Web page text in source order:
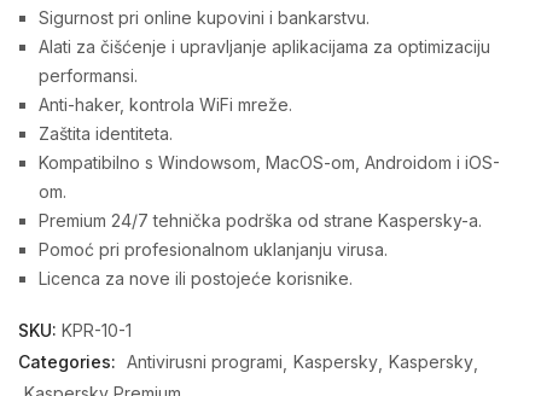
Sigurnost pri online kupovini i bankarstvu.
Alati za čišćenje i upravljanje aplikacijama za optimizaciju
performansi.
Anti-haker, kontrola WiFi mreže.
Zaštita identiteta.
Kompatibilno s Windowsom, MacOS-om, Androidom i iOS-
om.
Premium 24/7 tehnička podrška od strane Kaspersky-a.
Pomoć pri profesionalnom uklanjanju virusa.
Licenca za nove ili postojeće korisnike.
SKU: KPR-10-1
Categories: Antivirusni programi Kaspersky Kaspersky